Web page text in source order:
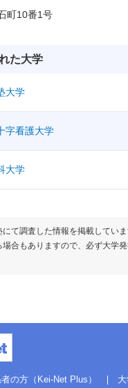
町10番1号
た大学
大学
字看護大学
大学
て調査した情報を掲載してい
合もありますので、必ず大学
の方（Kei-Net Plus）